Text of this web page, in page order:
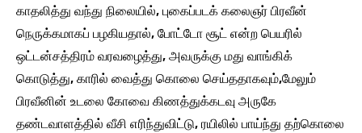
காதலித்து வந்து நிலையில், புகைப்படக் கலைஞர் பிரவீன்
நெருக்கமாகப் பழகியதால், போட்டோ சூட் என்ற பெயரில்
ஒட்டன்சத்திரம் வரவழைத்து, அவருக்கு மது வாங்கிக்
கொடுத்து, காரில் வைத்து கொலை செய்ததாகவும்,மேலும்
பிரவீனின் உடலை கோவை கிணத்துக்கடவு அருகே
தண்டவாளத்தில் வீசி எரிந்துவிட்டு, ரயிலில் பாய்ந்து தற்கொலை